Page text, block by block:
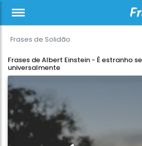
Frases de Solidão
Frases de Albert Einstein - É estranho
universalmente